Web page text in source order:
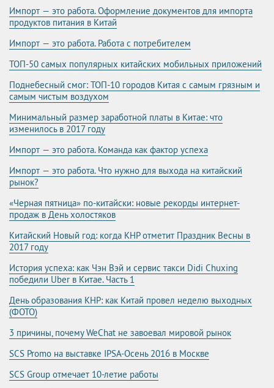
Импорт — это работа. Оформление документов для импорта
продуктов питания в Китай
Импорт — это работа. Работа с потребителем
ТОП-50 самых популярных китайских мобильных приложений
Поднебесный смог: ТОП-10 городов Китая с самым грязным и
самым чистым воздухом
Минимальный размер заработной платы в Китае: что
изменилось в 2017 году
Импорт — это работа. Команда как фактор успеха
Импорт — это работа. Что нужно для выхода на китайский
рынок?
«Черная пятница» по-китайски: новые рекорды интернет-
продаж в День холостяков
Китайский Новый год: когда КНР отметит Праздник Весны в
2017 году
История успеха: как Чэн Вэй и сервис такси Didi Chuxing
победили Uber в Китае. Часть 1
День образования КНР: как Китай провел неделю выходных
(ФОТО)
3 причины, почему WeChat не завоевал мировой рынок
SCS Promo на выставке IPSA-Осень 2016 в Москве
SCS Group отмечает 10-летие работы